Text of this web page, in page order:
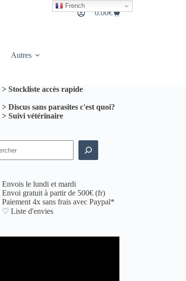
Panier
0.00€
Autres
> Stockliste accès rapide
> Discus sans parasites c'est quoi?
> Suivi vétérinaire
Envois le lundi et mardi
Envoi gratuit à partir de 500€ (fr)
Paiement 4x sans frais avec Paypal*
♡ Liste d'envies
French